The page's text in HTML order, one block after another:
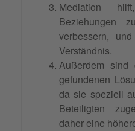
Mediation
Beziehungen
verbessern,
Verständnis.
Außerdem
gefundenen
da sie speziell
Beteiligten
daher eine